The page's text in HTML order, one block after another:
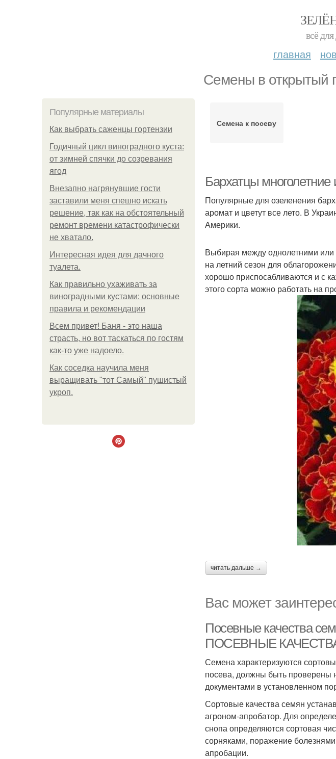
всё
главная
Семены в открытый
Популярные материалы
Как выбрать саженцы гортензии
Годичный цикл виноградного куста:
от зимней спячки до созревания
ягод
Внезапно нагрянувшие гости
заставили меня спешно искать
решение, так как на обстоятельный
ремонт времени катастрофически
не хватало.
Интересная идея для дачного
туалета.
Как правильно ухаживать за
виноградными кустами: основные
правила и рекомендации
Всем привет! Баня - это наша
страсть, но вот таскаться по гостям
как-то уже надоело.
Как соседка научила меня
выращивать "тот Самый" пушистый
укроп.
Семена к посеву
Бархатцы
Популярные для озеленения
аромат и цветут все лето. В
Америки.
Выбирая между однолетними
на летний сезон для
хорошо приспосабливаются и с
этого сорта можно работать на
читать дальше →
Вас может
Посевные качества
ПОСЕВНЫЕ
Семена характеризуются
посева, должны быть проверены
документами в установленном
Сортовые качества семян
агроном-апробатор. Для
снопа определяются сортовая
сорняками, поражение
апробации.